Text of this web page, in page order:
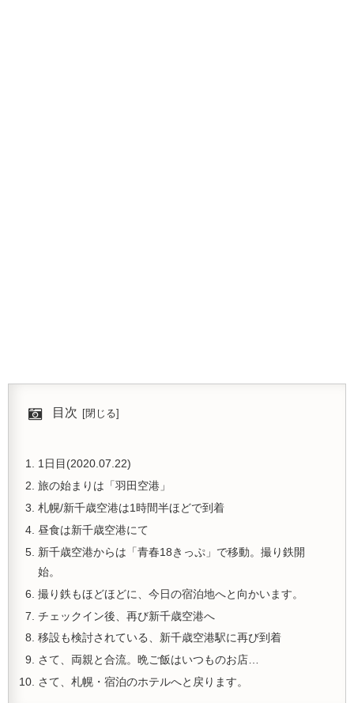
目次
1日目(2020.07.22)
旅の始まりは「羽田空港」
札幌/新千歳空港は1時間半ほどで到着
昼食は新千歳空港にて
新千歳空港からは「青春18きっぷ」で移動。撮り鉄開
始。
撮り鉄もほどほどに、今日の宿泊地へと向かいます。
チェックイン後、再び新千歳空港へ
移設も検討されている、新千歳空港駅に再び到着
さて、両親と合流。晩ご飯はいつものお店…
さて、札幌・宿泊のホテルへと戻ります。